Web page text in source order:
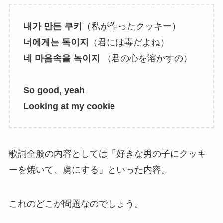
내가 만든 쿠키
（私が作ったクッキー）
너에게는 독이지
（君には毒だよね）
네 마음속을 녹이지
（君の心を溶かすの）
So good, yeah
Looking at my cookie
歌詞全般の内容としては「好きな男の子にクッキ
ーを焼いて、虜にする」といった内容。
これのどこが問題なのでしょう。